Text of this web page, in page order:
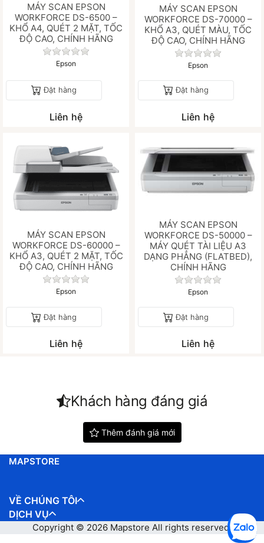
MÁY SCAN EPSON
WORKFORCE DS-6500 –
KHỔ A4, QUÉT 2 MẶT, TỐC
ĐỘ CAO, CHÍNH HÃNG
Chưa có đánh giá nào cho sản phẩm này.
Epson
Đặt hàng
Liên hệ
MÁY SCAN EPSON
WORKFORCE DS-70000 –
KHỔ A3, QUÉT MÀU, TỐC
ĐỘ CAO, CHÍNH HÃNG
Chưa có đánh
Epson
Đặt hàng
Liên hệ
MÁY SCAN EPSON
WORKFORCE DS-60000 –
KHỔ A3, QUÉT 2 MẶT, TỐC
ĐỘ CAO, CHÍNH HÃNG
Chưa có đánh giá nào cho sản phẩm này.
Epson
Đặt hàng
Liên hệ
MÁY SCAN EPSON
WORKFORCE DS-50000 –
MÁY QUÉT TÀI LIỆU A3
DẠNG PHẲNG (FLATBED),
CHÍNH HÃNG
Chưa có đánh
Epson
Đặt hàng
Liên hệ
Khách hàng đáng giá
Thêm đánh giá mới
MAPSTORE
VỀ CHÚNG TÔI
DỊCH VỤ
Copyright © 2026 Mapstore All rights reserved.